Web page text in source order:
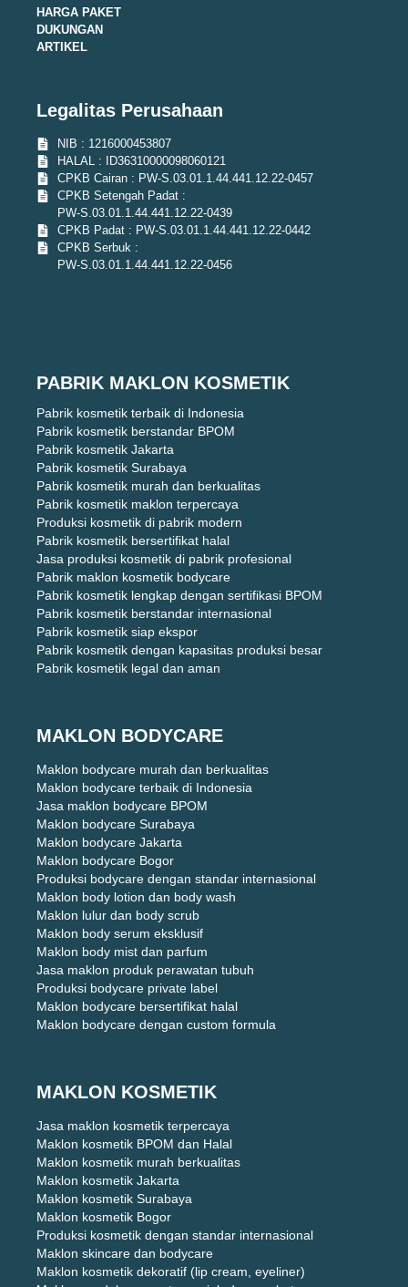
HARGA PAKET
DUKUNGAN
ARTIKEL
Legalitas Perusahaan
NIB : 1216000453807
HALAL : ID36310000098060121
CPKB Cairan : PW-S.03.01.1.44.441.12.22-0457
CPKB Setengah Padat :
PW-S.03.01.1.44.441.12.22-0439
CPKB Padat : PW-S.03.01.1.44.441.12.22-0442
CPKB Serbuk :
PW-S.03.01.1.44.441.12.22-0456
PABRIK MAKLON KOSMETIK
Pabrik kosmetik terbaik di Indonesia
Pabrik kosmetik berstandar BPOM
Pabrik kosmetik Jakarta
Pabrik kosmetik Surabaya
Pabrik kosmetik murah dan berkualitas
Pabrik kosmetik maklon terpercaya
Produksi kosmetik di pabrik modern
Pabrik kosmetik bersertifikat halal
Jasa produksi kosmetik di pabrik profesional
Pabrik maklon kosmetik bodycare
Pabrik kosmetik lengkap dengan sertifikasi BPOM
Pabrik kosmetik berstandar internasional
Pabrik kosmetik siap ekspor
Pabrik kosmetik dengan kapasitas produksi besar
Pabrik kosmetik legal dan aman
MAKLON BODYCARE
Maklon bodycare murah dan berkualitas
Maklon bodycare terbaik di Indonesia
Jasa maklon bodycare BPOM
Maklon bodycare Surabaya
Maklon bodycare Jakarta
Maklon bodycare Bogor
Produksi bodycare dengan standar internasional
Maklon body lotion dan body wash
Maklon lulur dan body scrub
Maklon body serum eksklusif
Maklon body mist dan parfum
Jasa maklon produk perawatan tubuh
Produksi bodycare private label
Maklon bodycare bersertifikat halal
Maklon bodycare dengan custom formula
MAKLON KOSMETIK
Jasa maklon kosmetik terpercaya
Maklon kosmetik BPOM dan Halal
Maklon kosmetik murah berkualitas
Maklon kosmetik Jakarta
Maklon kosmetik Surabaya
Maklon kosmetik Bogor
Produksi kosmetik dengan standar internasional
Maklon skincare dan bodycare
Maklon kosmetik dekoratif (lip cream, eyeliner)